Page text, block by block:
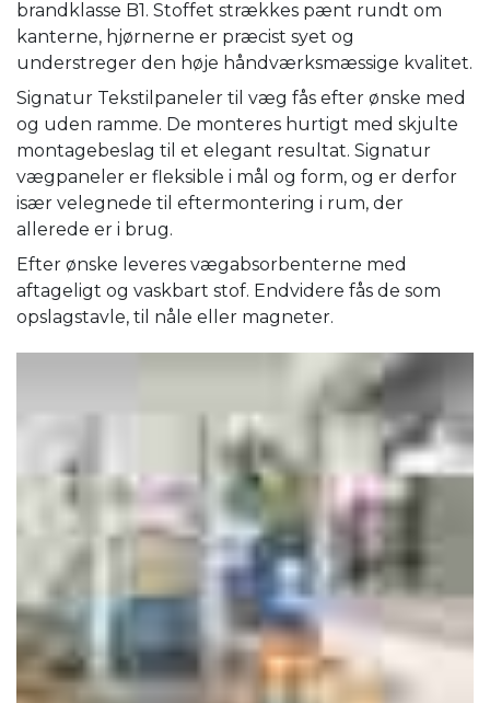
brandklasse B1. Stoffet strækkes pænt rundt om
kanterne, hjørnerne er præcist syet og
understreger den høje håndværksmæssige kvalitet.
Signatur Tekstilpaneler til væg fås efter ønske med
og uden ramme. De monteres hurtigt med skjulte
montagebeslag til et elegant resultat. Signatur
vægpaneler er fleksible i mål og form, og er derfor
især velegnede til eftermontering i rum, der
allerede er i brug.
Efter ønske leveres vægabsorbenterne med
aftageligt og vaskbart stof. Endvidere fås de som
opslagstavle, til nåle eller magneter.